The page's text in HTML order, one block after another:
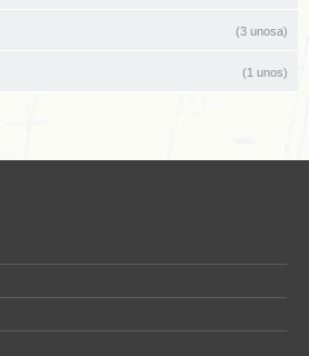
(3 unosa)
(1 unos)